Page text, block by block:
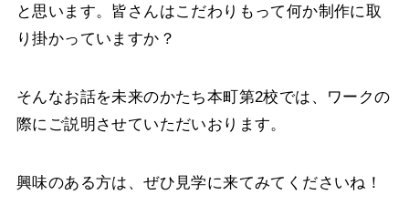
と思います。 皆さんはこだわりもって何か制作に取
り掛かっていますか？
そんなお話を未来のかたち本町第2校では、ワークの
際にご説明させていただいおります。
興味のある方は、ぜひ見学に来てみてくださいね！